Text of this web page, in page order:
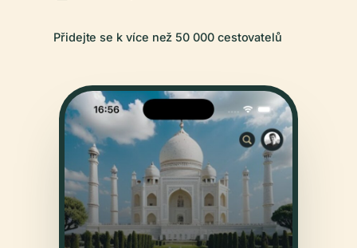
Přidejte se k více než 50 000 cestovatelů